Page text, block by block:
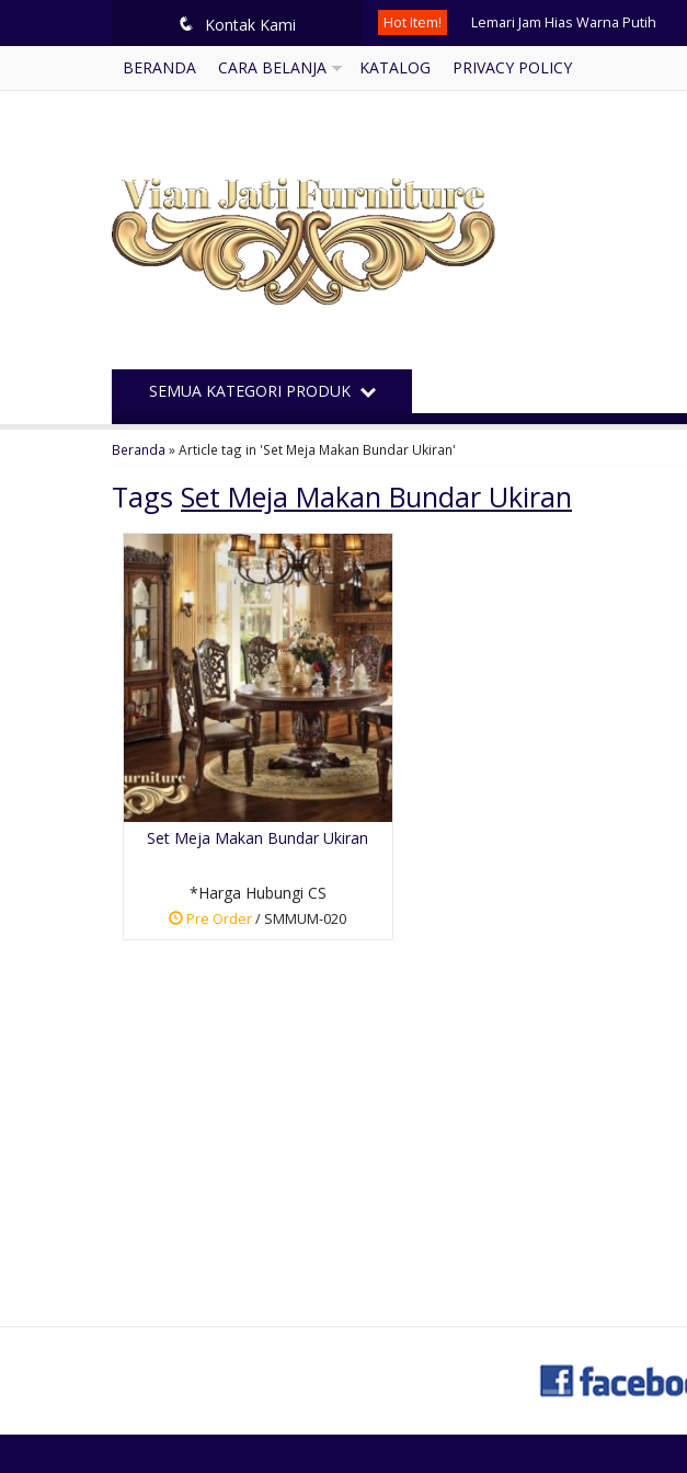
q Kontak Kami Hot Item! Lemari Jam Hias Warna Putih
Lemari Pakaian Pintu Kaca Antik
Kursi Tamu Ukiran Antik Jepara
Mimbar Masjid Minimalis Terbaru
BERANDA CARA BELANJA KATALOG PRIVACY POLICY
SEMUA KATEGORI PRODUK
Beranda »Article tag in 'Set Meja Makan Bundar Ukiran'
Tags Set Meja Makan Bundar Ukiran
Set Meja Makan Bundar Ukiran
*Harga Hubungi CS
Pre Order/ SMMUM-020
Sofa Mewah Ukiran
Jepara
*Harga Hubungi CS